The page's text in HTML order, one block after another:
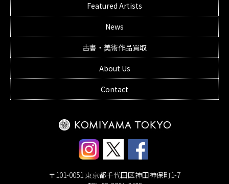
Featured Artists
News
古書・美術作品買取
About Us
Contact
〒101-0051 東京都千代田区神田神保町1-7